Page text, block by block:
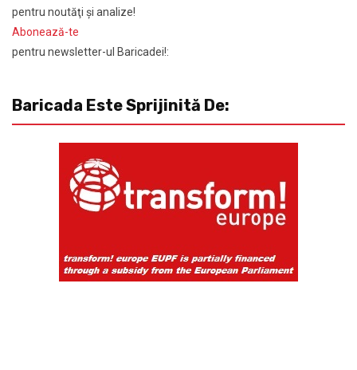
pentru noutăţi şi analize!
Abonează-te
pentru newsletter-ul Baricadei!:
Baricada Este Sprijinită De: